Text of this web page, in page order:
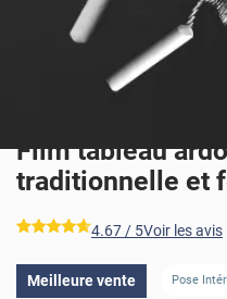
Film tableau
traditionnelle et
*****
4.67 / 5Voir les avis
Meilleure vente Pose